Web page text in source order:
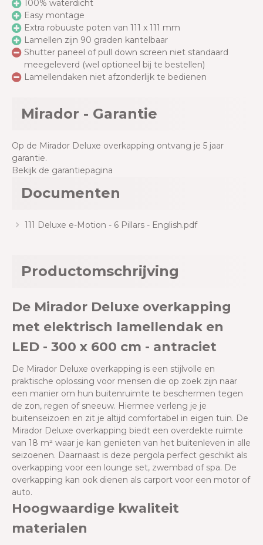
100% waterdicht
Easy montage
Extra robuuste poten van 111 x 111 mm
Lamellen zijn 90 graden kantelbaar
Shutter paneel of pull down screen niet standaard
meegeleverd (wel optioneel bij te bestellen)
Lamellendaken niet afzonderlijk te bedienen
Mirador - Garantie
Op de Mirador Deluxe overkapping ontvang je 5 jaar
garantie.
Bekijk de garantiepagina
Documenten
111 Deluxe e-Motion - 6 Pillars - English.pdf
Productomschrijving
De Mirador Deluxe overkapping
met elektrisch lamellendak en
LED - 300 x 600 cm - antraciet
De Mirador Deluxe overkapping is een stijlvolle en
praktische oplossing voor mensen die op zoek zijn naar
een manier om hun buitenruimte te beschermen tegen
de zon, regen of sneeuw. Hiermee verleng je je
buitenseizoen en zit je altijd comfortabel in eigen tuin. De
Mirador Deluxe overkapping biedt een overdekte ruimte
van 18 m² waar je kan genieten van het buitenleven in alle
seizoenen. Daarnaast is deze pergola perfect geschikt als
overkapping voor een lounge set, zwembad of spa. De
overkapping kan ook dienen als carport voor een motor of
auto.
Hoogwaardige kwaliteit
materialen